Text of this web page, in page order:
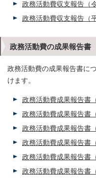
政務活動費収支報告（
政務活動費収支報告（
政務活動費の成果報告書
政務活動費の成果報告書に
けます。
政務活動費成果報告書
政務活動費成果報告書
政務活動費成果報告書
政務活動費成果報告書
政務活動費成果報告書
政務活動費成果報告書